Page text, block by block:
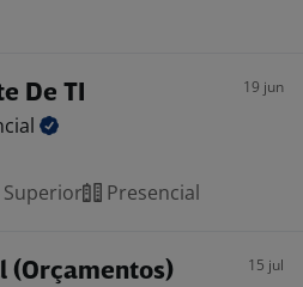
De TI 19 jun
Presencial
(Orçamentos) 15 jul